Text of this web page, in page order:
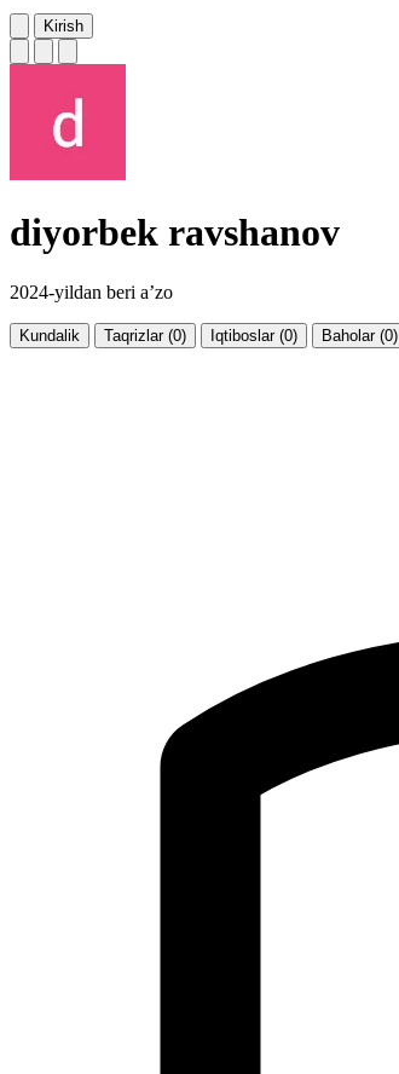
Kirish
diyorbek ravshanov
2024-yildan beri a’zo
Kundalik Taqrizlar (0) Iqtiboslar (0) Baholar (0)